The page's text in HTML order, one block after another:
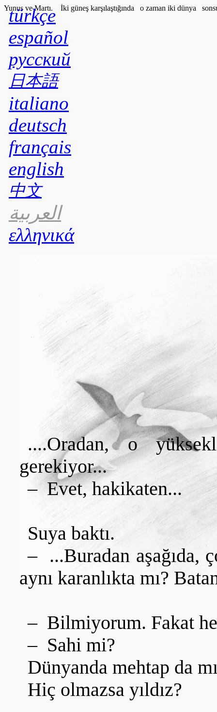
Yunus ve Martı. İki güneş karşılaştığında o zaman iki dünya
türkçe
español
русский
日本語
italiano
deutsch
français
english
中文
العربية
ελληνικά
....Oradan, o
gerekiyor...
– Evet, hakikaten...
Suya baktı.
– ...Buradan aşağıda,
aynı karanlıkta mı?
– Bilmiyorum. Fakat
– Sahi mi?
Dünyanda mehtap da
Hiç olmazsa yıldız?